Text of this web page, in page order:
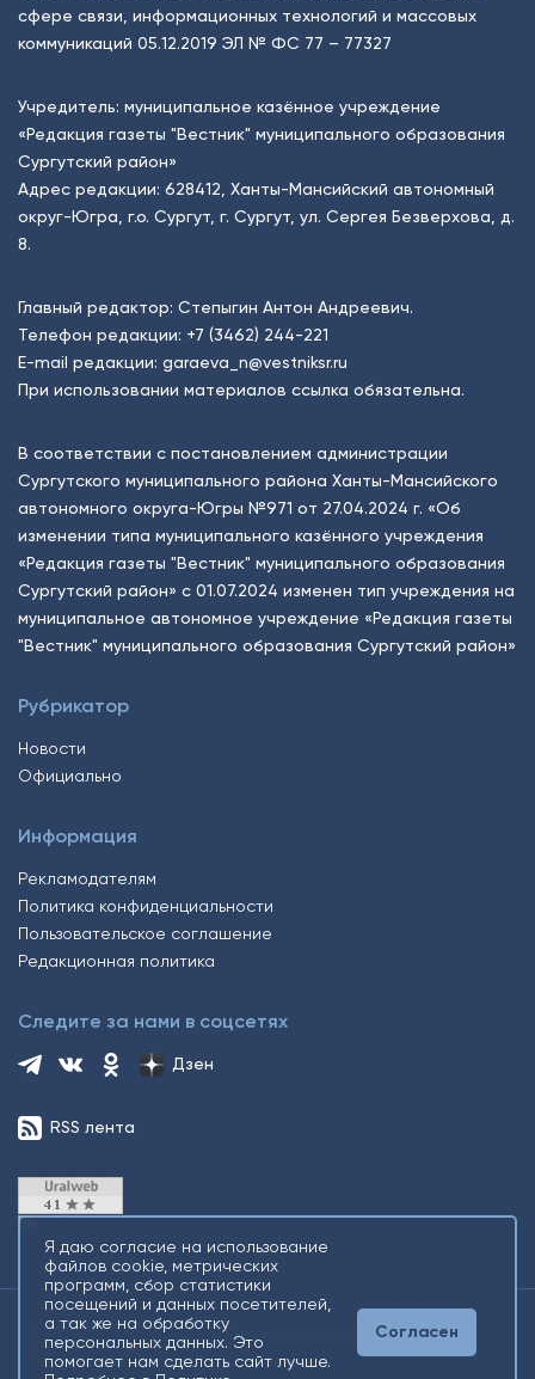
сфере связи, информационных технологий и массовых
коммуникаций 05.12.2019 ЭЛ № ФС 77 – 77327
Учредитель: муниципальное казённое учреждение
«Редакция газеты "Вестник" муниципального образования
Сургутский район»
Адрес редакции: 628412, Ханты-Мансийский автономный
округ-Югра, г.о. Сургут, г. Сургут, ул. Сергея Безверхова, д.
8.
Главный редактор: Степыгин Антон Андреевич.
Телефон редакции: +7 (3462) 244-221
E-mail редакции: garaeva_n@vestniksr.ru
При использовании материалов ссылка обязательна.
В соответствии с постановлением администрации
Сургутского муниципального района Ханты-Мансийского
автономного округа-Югры №971 от 27.04.2024 г. «Об
изменении типа муниципального казённого учреждения
«Редакция газеты "Вестник" муниципального образования
Сургутский район» с 01.07.2024 изменен тип учреждения на
муниципальное автономное учреждение «Редакция газеты
"Вестник" муниципального образования Сургутский район»
Рубрикатор
Новости
Официально
Информация
Рекламодателям
Политика конфиденциальности
Пользовательское соглашение
Редакционная политика
Следите за нами в соцсетях
Дзен
RSS лента
2026 © Все права защищены. Сетевое издание Информационное
агентство «Югорский снегирь» +16
Я даю согласие на использование
файлов cookie, метрических
программ, сбор статистики
посещений и данных посетителей,
а так же на обработку
персональных данных. Это
помогает нам сделать сайт лучше.
Согласен